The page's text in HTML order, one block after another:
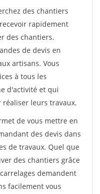
des chantiers
rapidement
des chantiers.
de devis en
artisans. Vous
à tous les
d'activité et qui
leurs travaux.
de vous mettre en
des devis dans
de travaux. Quel que
des chantiers grâce
demandent
facilement vous